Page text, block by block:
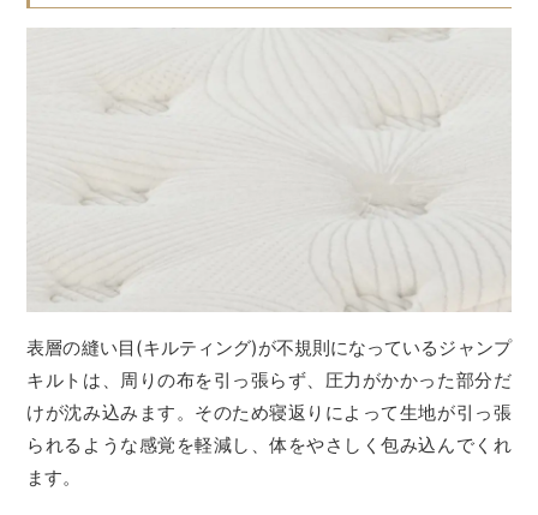
表層の縫い目(キルティング)が不規則になっているジャンプ
キルトは、周りの布を引っ張らず、圧力がかかった部分だ
けが沈み込みます。そのため寝返りによって生地が引っ張
られるような感覚を軽減し、体をやさしく包み込んでくれ
ます。